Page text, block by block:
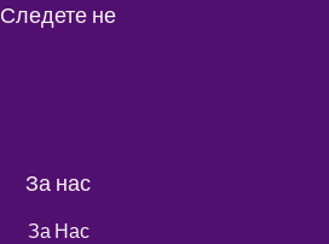
Следете не
За нас
За Нас